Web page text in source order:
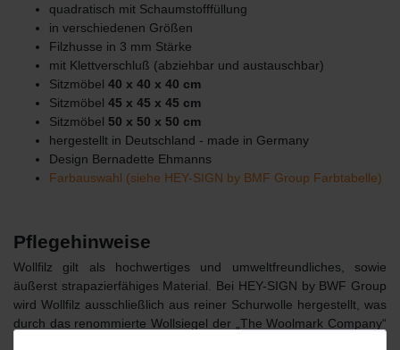
quadratisch mit Schaumstofffüllung
in verschiedenen Größen
Filzhusse in 3 mm Stärke
mit Klettverschluß (abziehbar und austauschbar)
Sitzmöbel 40 x 40 x 40 cm
Sitzmöbel 45 x 45 x 45 cm
Sitzmöbel 50 x 50 x 50 cm
hergestellt in Deutschland - made in Germany
Design Bernadette Ehmanns
Farbauswahl (siehe HEY-SIGN by BMF Group Farbtabelle)
Pflegehinweise
Wollfilz gilt als hochwertiges und umweltfreundliches, sowie
äußerst strapazierfähiges Material. Bei HEY-SIGN by BWF Group
wird Wollfilz ausschließlich aus reiner Schurwolle hergestellt, was
durch das renommierte Wollsiegel der „The Woolmark Company“